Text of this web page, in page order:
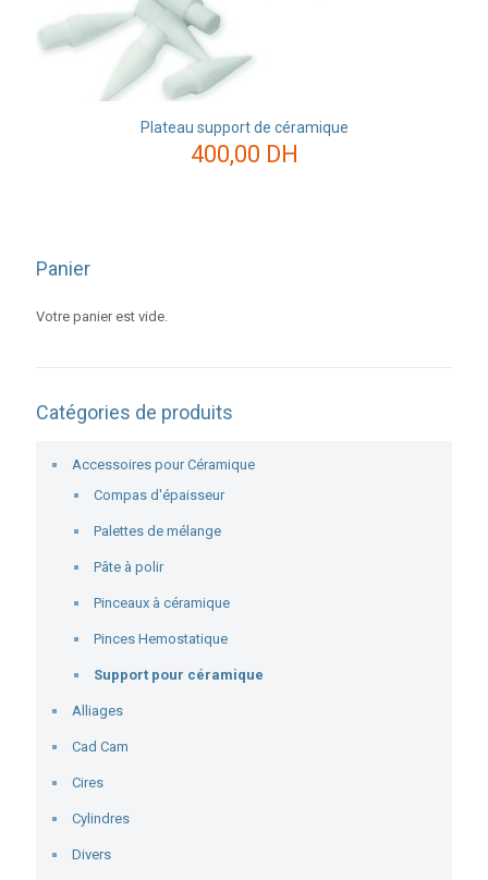
Plateau support de céramique
400,00 DH
Panier
Votre panier est vide.
Catégories de produits
Accessoires pour Céramique
Compas d'épaisseur
Palettes de mélange
Pâte à polir
Pinceaux à céramique
Pinces Hemostatique
Support pour céramique
Alliages
Cad Cam
Cires
Cylindres
Divers